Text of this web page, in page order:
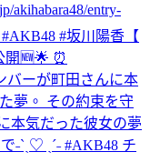
entry-
#坂川陽香 【
開🆕🌟 ⏰
バーが町田さんに本
夢。 その約束を守
本気だった彼女の夢
˗ˋˏ♡ ˎˊ˗ #AKB48 チ